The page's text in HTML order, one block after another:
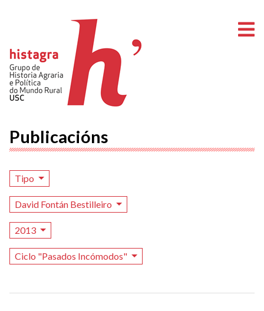
Publicacións
Tipo
David Fontán Bestilleiro
2013
Ciclo "Pasados Incómodos"